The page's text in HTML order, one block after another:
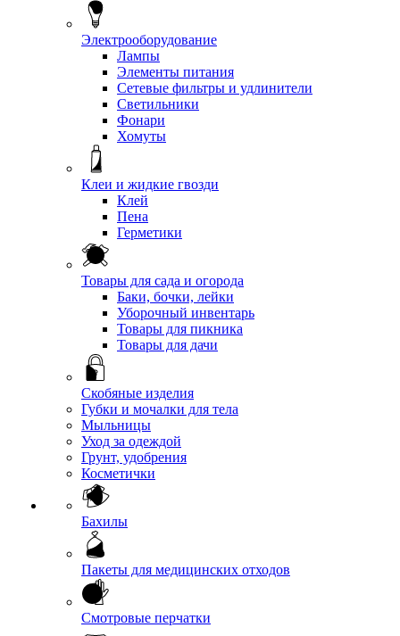
Электрооборудование
Лампы
Элементы питания
Сетевые фильтры и удлинители
Светильники
Фонари
Хомуты
Клеи и жидкие гвозди
Клей
Пена
Герметики
Товары для сада и огорода
Баки, бочки, лейки
Уборочный инвентарь
Товары для пикника
Товары для дачи
Скобяные изделия
Губки и мочалки для тела
Мыльницы
Уход за одеждой
Грунт, удобрения
Косметички
Бахилы
Пакеты для медицинских отходов
Смотровые перчатки